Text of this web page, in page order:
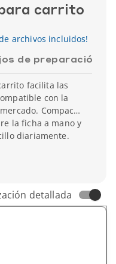
carrito
archivos incluidos!
de preparación
facilita las
con la
Compacto
la ficha a mano y
diariamente.
detallada